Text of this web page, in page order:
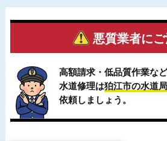
悪質業者にご
高額請求・低品質作業な
水道修理は狛江市の水道
依頼しましょう。